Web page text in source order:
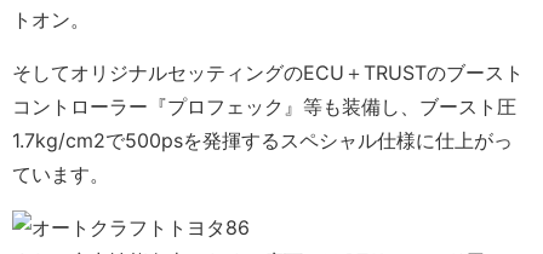
トオン。
そしてオリジナルセッティングのECU＋TRUSTのブースト
コントローラー『プロフェック』等も装備し、ブースト圧
1.7kg/cm2で500psを発揮するスペシャル仕様に仕上がっ
ています。